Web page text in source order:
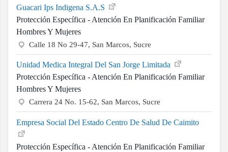
Guacari Ips Indigena S.A.S
Protección Específica - Atención En Planificación Familiar
Hombres Y Mujeres
Calle 18 No 29-47, San Marcos, Sucre
Unidad Medica Integral Del San Jorge Limitada
Protección Específica - Atención En Planificación Familiar
Hombres Y Mujeres
Carrera 24 No. 15-62, San Marcos, Sucre
Empresa Social Del Estado Centro De Salud De Caimito
Protección Específica - Atención En Planificación Familiar